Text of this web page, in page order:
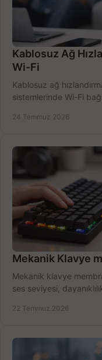
Kablosuz Ağ
Wi-Fi
Kablosuz ağ
sistemlerinde Wi-Fi
24 Temmuz 2026
Mekanik Klavye
Mekanik klavye
ses seviyesi,
22 Temmuz 2026